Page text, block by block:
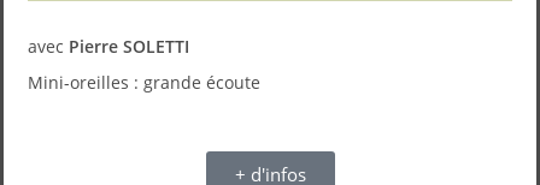
avec Pierre SOLETTI
Mini-oreilles : grande écoute
+ d'infos